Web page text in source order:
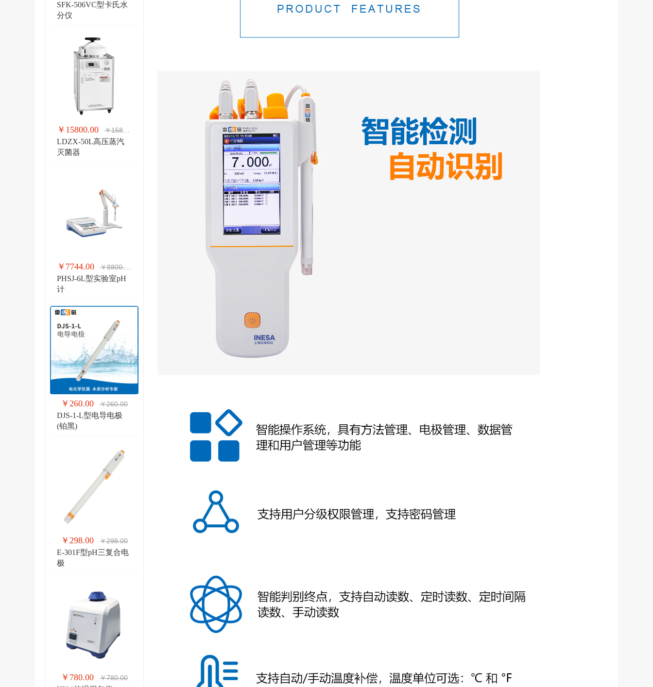
SFK-506VC型卡氏水
分仪
￥15800.00 ￥15800.00
LDZX-50L高压蒸汽
灭菌器
￥7744.00 ￥8800.00
PHSJ-6L型实验室pH
计
￥260.00 ￥260.00
DJS-1-L型电导电极
(铂黑)
￥298.00 ￥298.00
E-301F型pH三复合电
极
￥780.00 ￥780.00